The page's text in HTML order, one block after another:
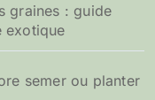
graines : guide
exotique
semer ou planter